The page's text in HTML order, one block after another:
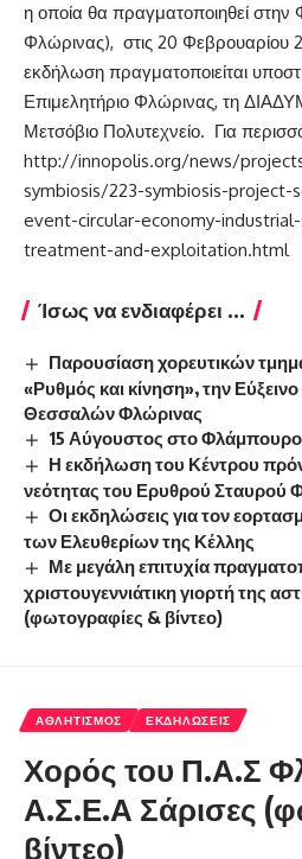
η οποία θα πραγματοποιηθεί στην
Φλώρινας), στις 20 Φεβρουαρίου
εκδήλωση πραγματοποιείται
Επιμελητήριο Φλώρινας, τη
Μετσόβιο Πολυτεχνείο. Για
http://innopolis.org/news/
symbiosis/223-symbiosis-project-
event-circular-economy-
treatment-and-exploitation.html
Ίσως να ενδιαφέρει ...
Παρουσίαση χορευτικών
«Ρυθμός και κίνηση», την
Θεσσαλών Φλώρινας
15 Αύγουστος στο
Η εκδήλωση του Κέντρου
νεότητας του Ερυθρού Σταυρού
Οι εκδηλώσεις για τον
των Ελευθερίων της Κέλλης
Με μεγάλη επιτυχία
χριστουγεννιάτικη γιορτή της
(φωτογραφίες & βίντεο)
ΑΘΛΗΤΙΣΜΌΣ ΕΚΔΗΛΏΣΕΙΣ
Χορός του Π.Α.Σ
Α.Σ.Ε.Α Σάρισες
βίντεο)